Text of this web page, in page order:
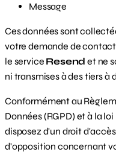
Message
Ces données sont
votre demande de
le service Resend et ne
ni transmises à des tiers à
Conformément au
Données (RGPD) et à la
disposez d'un droit
d'opposition concernant